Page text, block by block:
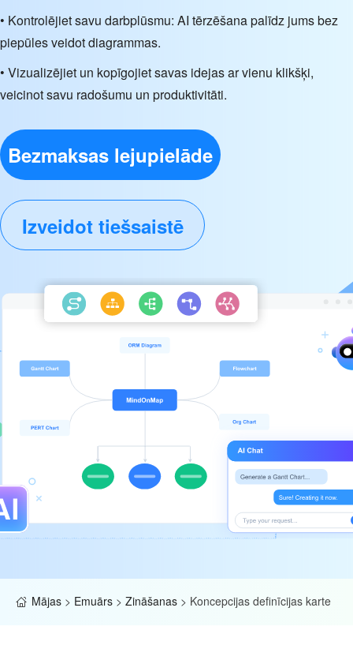
• Kontrolējiet savu darbplūsmu: AI tērzēšana palīdz jums bez
piepūles veidot diagrammas.
• Vizualizējiet un kopīgojiet savas idejas ar vienu klikšķi,
veicinot savu radošumu un produktivitāti.
Bezmaksas lejupielāde
Izveidot tiešsaistē
Mājas > Emuārs > Zināšanas > Koncepcijas definīcijas karte